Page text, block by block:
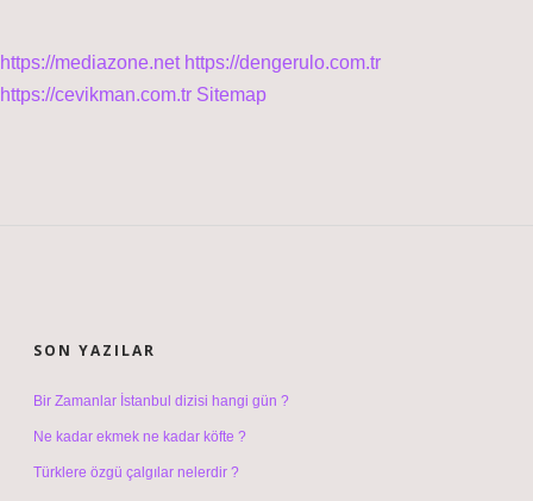
https://mediazone.net https://dengerulo.com.tr
https://cevikman.com.tr Sitemap
SON YAZILAR
Bir Zamanlar İstanbul dizisi hangi gün ?
Ne kadar ekmek ne kadar köfte ?
Türklere özgü çalgılar nelerdir ?